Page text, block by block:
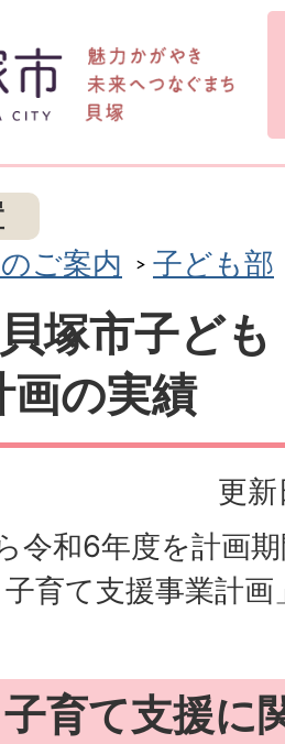
ご案内 子ども部
塚市子ど
画の実績
更
令和6年度を計画
育て支援事業計
育て支援に